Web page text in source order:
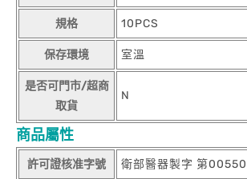
規格 10PCS
保存環境 室溫
是否可門市/超商
取貨
N
商品屬性
許可證核准字號 衛部醫器製字 第